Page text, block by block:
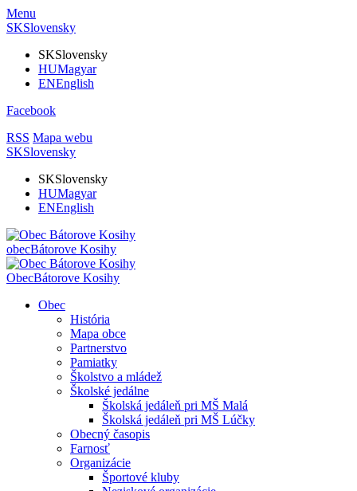
Menu
SKSlovensky
SKSlovensky
HUMagyar
ENEnglish
Facebook
RSS Mapa webu
SKSlovensky
SKSlovensky
HUMagyar
ENEnglish
obecBátorove Kosihy
ObecBátorove Kosihy
Obec
História
Mapa obce
Partnerstvo
Pamiatky
Školstvo a mládež
Školské jedálne
Školská jedáleň pri MŠ Malá
Školská jedáleň pri MŠ Lúčky
Obecný časopis
Farnosť
Organizácie
Športové kluby